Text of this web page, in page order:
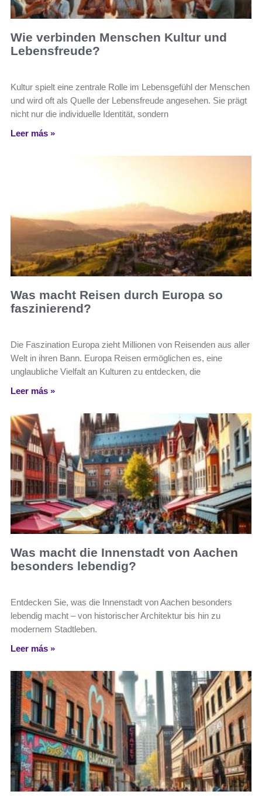
Wie verbinden Menschen Kultur und
Lebensfreude?
Kultur spielt eine zentrale Rolle im Lebensgefühl der Menschen
und wird oft als Quelle der Lebensfreude angesehen. Sie prägt
nicht nur die individuelle Identität, sondern
Leer más »
Was macht Reisen durch Europa so
faszinierend?
Die Faszination Europa zieht Millionen von Reisenden aus aller
Welt in ihren Bann. Europa Reisen ermöglichen es, eine
unglaubliche Vielfalt an Kulturen zu entdecken, die
Leer más »
Was macht die Innenstadt von Aachen
besonders lebendig?
Entdecken Sie, was die Innenstadt von Aachen besonders
lebendig macht – von historischer Architektur bis hin zu
modernem Stadtleben.
Leer más »